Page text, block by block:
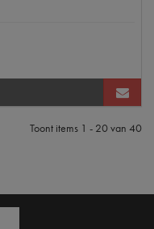
Toont items 1 - 20van 40